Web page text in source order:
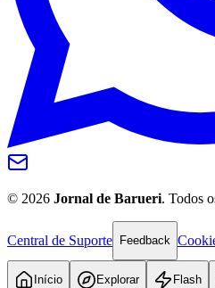
Internacional
© 2026 Jornal de Barueri. Todos
Central de Suporte Feedback
Início Explorar Flash